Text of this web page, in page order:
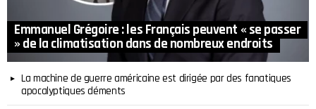
Emmanuel Grégoire : les Français peuvent « se passer
» de la climatisation dans de nombreux endroits
La machine de guerre américaine est dirigée par des fanatiques
apocalyptiques déments